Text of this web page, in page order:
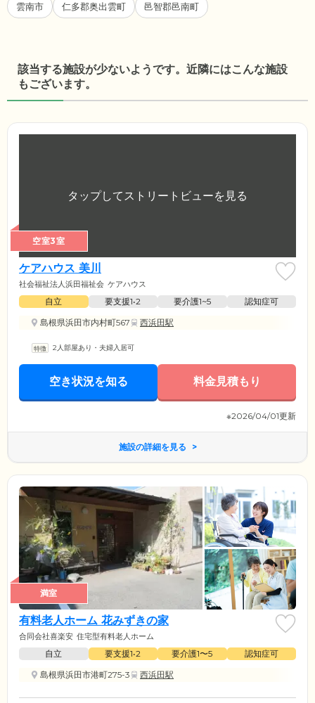
雲南市 仁多郡奥出雲町 邑智郡邑南町
該当する施設が少ないようです。近隣にはこんな施設
もございます。
空室3室
ケアハウス 美川
社会福祉法人浜田福祉会 ケアハウス
自立 要支援1•2 要介護1~5
認知症可
島根県浜田市内村町567
西浜田駅
2人部屋あり・夫婦入居可
空き状況を知る 料金見積もり
※2026/04/01更新
施設の詳細を見る
満室
有料老人ホーム 花みずきの家
合同会社喜楽安 住宅型有料老人ホーム
自立 要支援1•2 要介護1〜5
認知症可
島根県浜田市港町275-3
西浜田駅